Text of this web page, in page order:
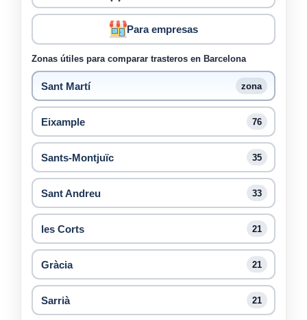
Para empresas
Zonas útiles para comparar trasteros en Barcelona
Sant Martí zona
Eixample 76
Sants-Montjuïc 35
Sant Andreu 33
les Corts 21
Gràcia 21
Sarrià 21